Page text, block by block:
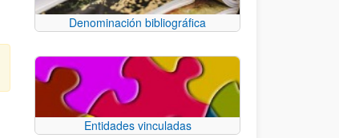
Denominación bibliográfica
Entidades vinculadas